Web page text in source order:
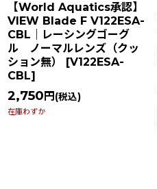
【World Aquatics承認】
VIEW Blade F V122ESA-
CBL｜レーシングゴーグ
ル ノーマルレンズ（クッ
ション無）
[V122ESA-
CBL]
2,750 円 (税込)
在庫わずか